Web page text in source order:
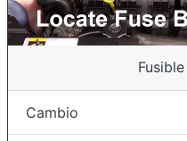
Cambio